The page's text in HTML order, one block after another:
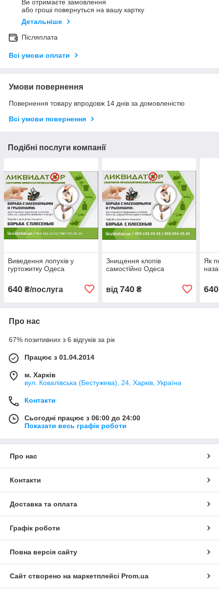
Ви отримаєте замовлення
або гроші повернуться на вашу картку
Детальніше
Післяплата
Всі умови оплати
Умови повернення
Повернення товару впродовж 14 днів за домовленістю
Всі умови повернення
Подібні послуги компанії
Виведення лопухів у
гуртожитку Одеса
640 ₴/послуга
Знищення клопів
самостійно Одеса
від 740₴
Як
640
Про нас
67% позитивних з 6 відгуків за рік
Працює з 01.04.2014
м. Харків
вул. Ковалівська (Бестужева), 24, Харків, Україна
Контакти
Сьогодні працює з 06:00 до 24:00
Показати весь графік роботи
Про нас
Контакти
Доставка та оплата
Графік роботи
Повна версія сайту
Сайт створено на маркетплейсі Prom.ua